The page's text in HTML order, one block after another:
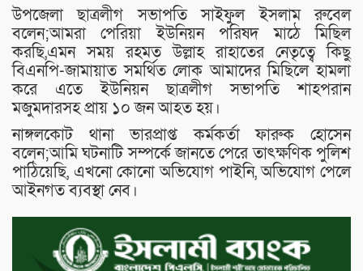
উপজেলা ছাত্রলীগ সভাপতি সাইফুল ইসলাম রুবেল
বলেন;আমরা পেরিয়া ইউনিয়ন পরিষদ মাঠে মিছিল
করছি,এমন সময় রহমত উল্লাহ রাহাতের নেতৃত্বে কিছু
বিএনপি-জামায়াত সমর্থিত লোক আমাদের মিছিলে হামলা
করে এতে ইউনিয়ন ছাত্রলীগ সভাপতি শাহপরান
মজুমদারসহ প্রায় ১০ জন আহত হয়।
নাঙ্গলকোট থানা ভারপ্রাপ্ত কর্মকর্তা ফারুক হোসেন
বলেন;আমি ঘটনাটি সম্পর্কে জানতে পেরে তাৎক্ষণিক পুলিশ
পাঠিয়েছি, এখনো কোনো অভিযোগ পাইনি, অভিযোগ পেলে
আইনগত ব্যবস্থা নেব।